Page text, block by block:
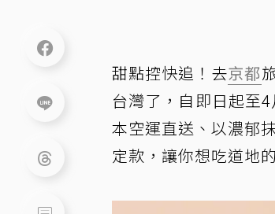
甜點控快追！去京都
台灣了，自即日起至
本空運直送、以濃郁
定款，讓你想吃道地